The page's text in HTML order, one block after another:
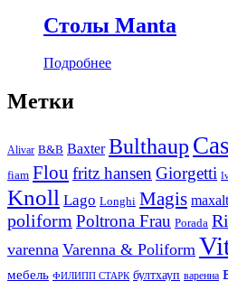
Столы Manta
Подробнее
Метки
Alivar B&B Baxter Bulthaup
fiam Flou fritz hansenGiorgetti
Knoll Lago Longhi Magis
poliformPoltrona Frau Porada
varenna Varenna & Poliform
мебель ФИЛИПП СТАРК бултхауп варенна